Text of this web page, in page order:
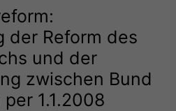
der Reform des
und der
zwischen Bund
1.1.2008